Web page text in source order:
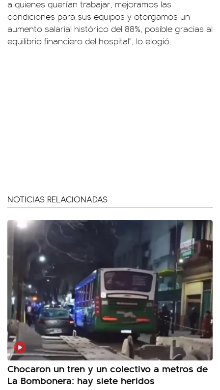
a quienes querían trabajar, mejoramos las
condiciones para sus equipos y otorgamos un
aumento salarial histórico del 88%, posible gracias al
equilibrio financiero del hospital", lo elogió.
NOTICIAS RELACIONADAS
Chocaron un tren y un colectivo a metros de
La Bombonera: hay siete heridos